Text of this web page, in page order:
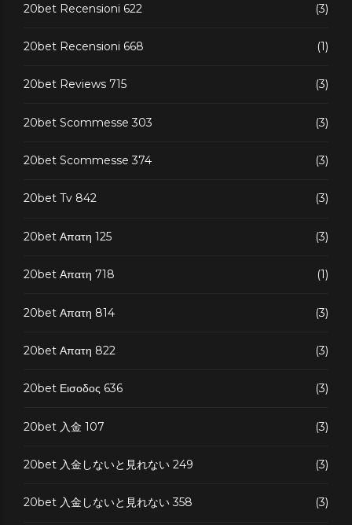
20bet Recensioni 622 (3)
20bet Recensioni 668 (1)
20bet Reviews 715 (3)
20bet Scommesse 303 (3)
20bet Scommesse 374 (3)
20bet Tv 842 (3)
20bet Απατη 125 (3)
20bet Απατη 718 (1)
20bet Απατη 814 (3)
20bet Απατη 822 (3)
20bet Εισοδος 636 (3)
20bet 入金 107 (3)
20bet 入金しないと見れない 249 (3)
20bet 入金しないと見れない 358 (3)